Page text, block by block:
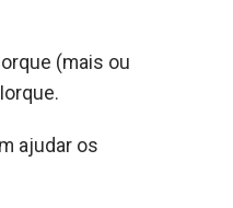
(mais ou
ajudar os